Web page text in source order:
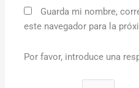
Guarda mi nombre,
este navegador para la
Por favor, introduce una